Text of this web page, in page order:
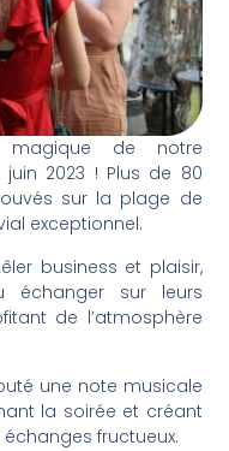
magique de notre
2023 ! Plus de 80
sur la plage de
exceptionnel.
business et plaisir,
échanger sur leurs
de l’atmosphère
une note musicale
la soirée et créant
fructueux.